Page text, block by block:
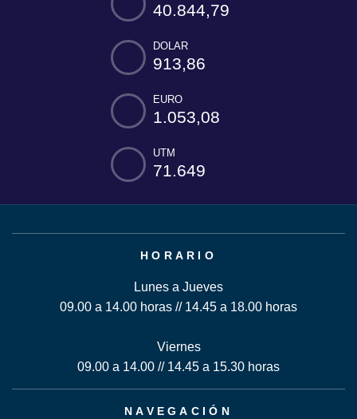
40.844,79
DOLAR
913,86
EURO
1.053,08
UTM
71.649
HORARIO
Lunes a Jueves
09.00 a 14.00 horas // 14.45 a 18.00 horas
Viernes
09.00 a 14.00 // 14.45 a 15.30 horas
NAVEGACIÓN